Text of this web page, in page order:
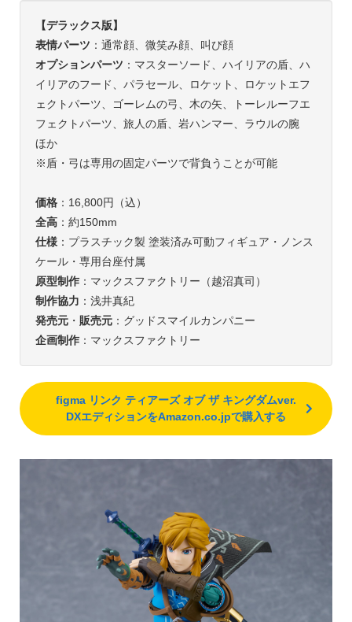
【デラックス版】
表情パーツ ：通常顔、微笑み顔、叫び顔
オプションパーツ ：マスターソード、ハイリアの盾、ハ
イリアのフード、パラセール、ロケット、ロケットエフ
ェクトパーツ、ゴーレムの弓、木の矢、トーレルーフエ
フェクトパーツ、旅人の盾、岩ハンマー、ラウルの腕
ほか
※盾・弓は専用の固定パーツで背負うことが可能
価格：16,800円（込）
全高：約150mm
仕様：プラスチック製 塗装済み可動フィギュア・ノンス
ケール・専用台座付属
原型制作：マックスファクトリー（越沼真司）
制作協力 ：浅井真紀
発売元・ 販売元：グッドスマイルカンパニー
企画制作：マックスファクトリー
figma リンク ティアーズ オブ ザ キングダムver.
DXエディションをAmazon.co.jpで購入する